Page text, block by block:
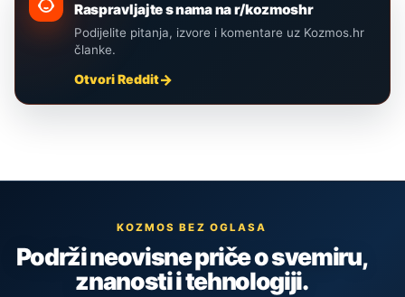
Raspravljajte s nama na r/kozmoshr
Podijelite pitanja, izvore i komentare uz Kozmos.hr
članke.
Otvori Reddit
KOZMOS BEZ OGLASA
Podrži neovisne priče o svemiru,
znanosti i tehnologiji.